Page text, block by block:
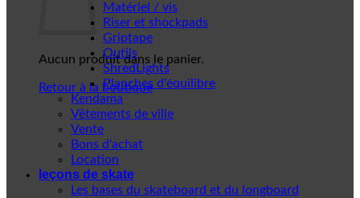
Aucun produit dans le panier.
Retour à la boutique
Matériel / vis
Riser et shockpads
Griptape
Outils
ShredLights
Planches d'équilibre
Kendama
Vêtements de ville
Vente
Bons d'achat
Location
leçons de skate
Les bases du skateboard et du longboard